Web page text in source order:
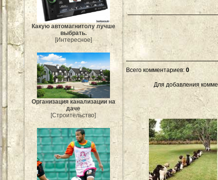
Какую автомагнитолу лучше
выбрать.
[Интересное]
Организация канализации на
даче
[Строительство]
Всего комментариев: 0
Для добавления